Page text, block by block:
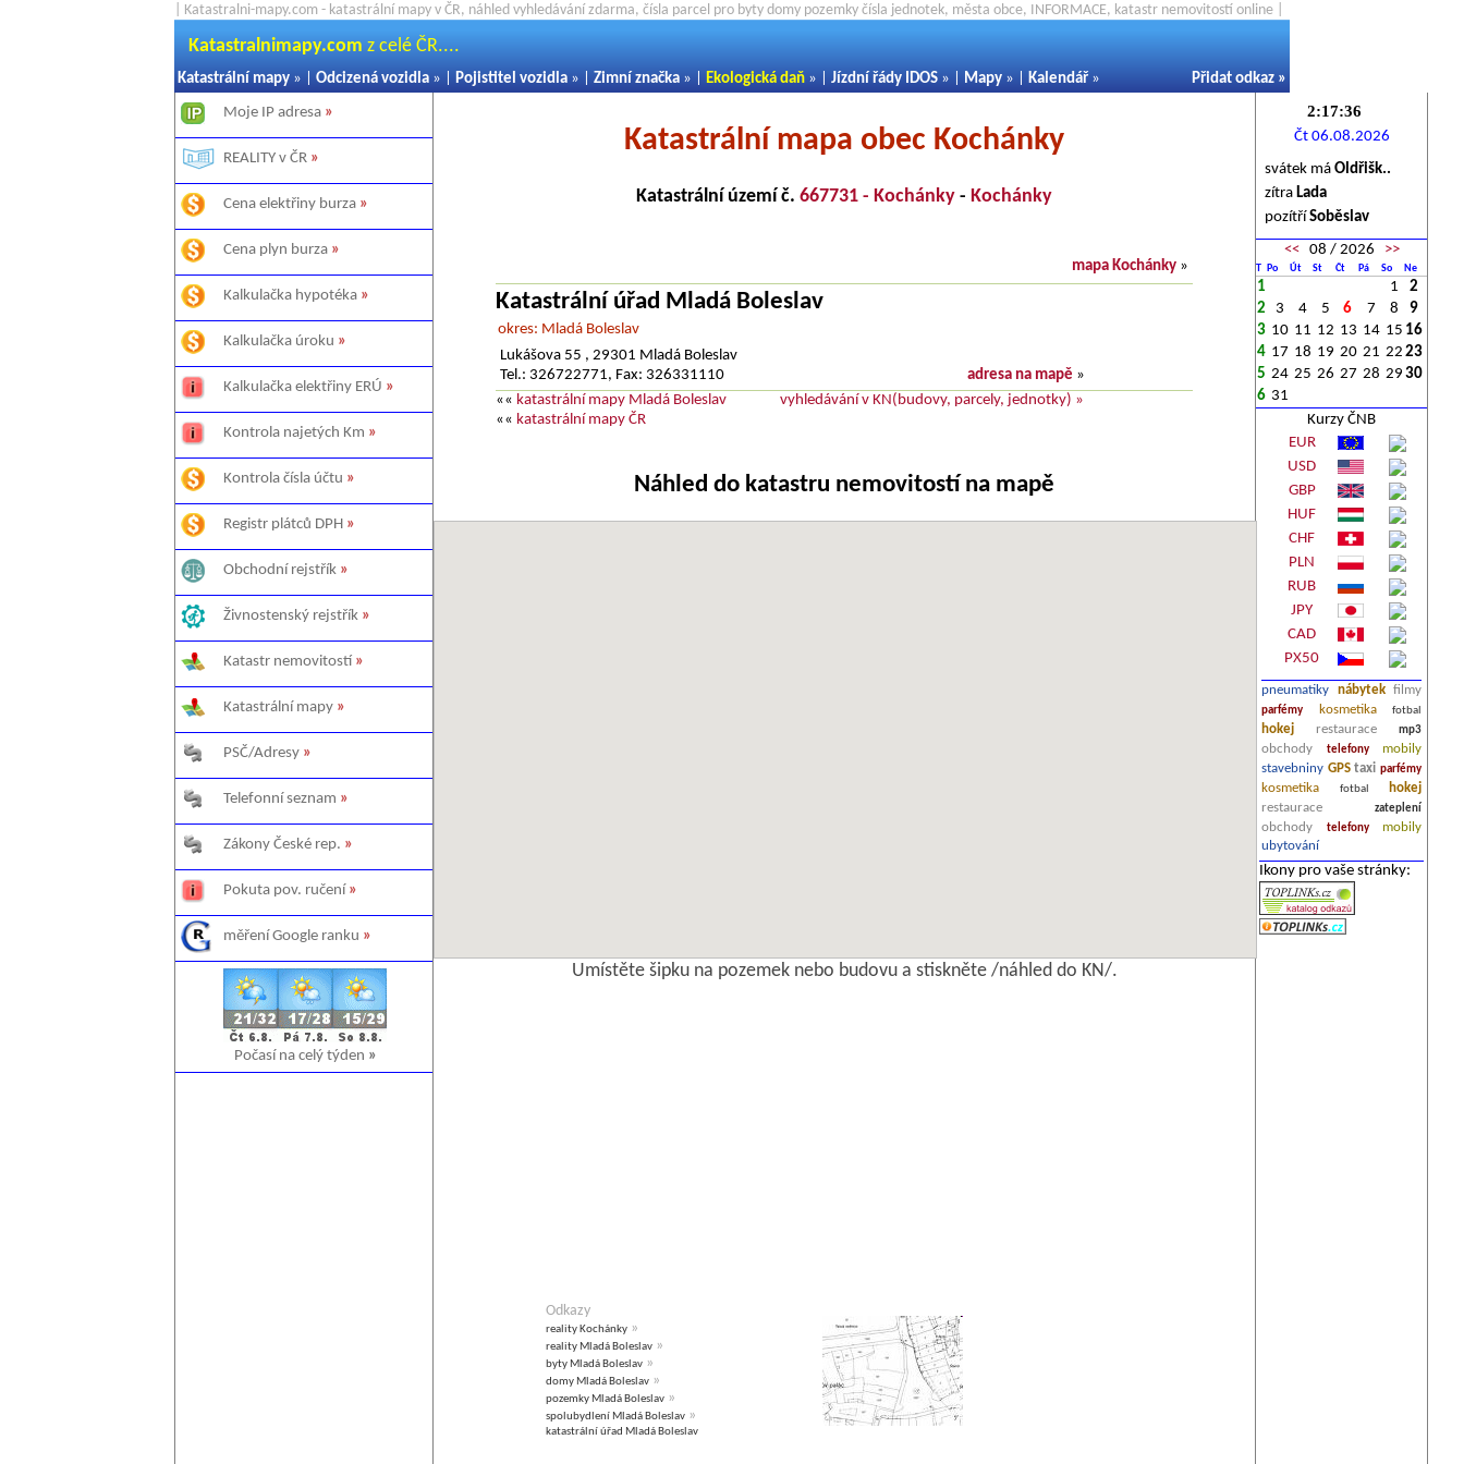
| Katastralni-mapy.com - katastrální mapy v ČR, náhled vyhledávání zdarma, čísla parcel pro byty domy pozemky čísla jednotek, města obce, INFORMACE, katastr nemovitostí online |
Katastralnimapy.com z celé ČR....
Katastrální mapy » | Odcizená vozidla » | Pojistitel vozidla » | Zimní značka » | Ekologická daň » | Jízdní řády IDOS » | Mapy » | Kalendář » Přidat odkaz »
Moje IP adresa »
REALITY v ČR »
Cena elektřiny burza »
Cena plyn burza »
Kalkulačka hypotéka »
Kalkulačka úroku »
Kalkulačka elektřiny ERÚ »
Kontrola najetých Km »
Kontrola čísla účtu »
Registr plátců DPH »
Obchodní rejstřík »
Živnostenský rejstřík »
Katastr nemovitostí »
Katastrální mapy »
PSČ/Adresy »
Telefonní seznam »
Zákony České rep. »
Pokuta pov. ručení »
měření Google ranku »
Počasí na celý týden »
Katastrální mapa obec Kochánky
Katastrální území č. 667731 - Kochánky - Kochánky
mapa Kochánky »
Katastrální úřad Mladá Boleslav
okres: Mladá Boleslav
Lukášova 55 , 29301 Mladá Boleslav
Tel.: 326722771, Fax: 326331110
adresa na mapě »
«« katastrální mapy Mladá Boleslav
«« katastrální mapy ČR
vyhledávání v KN(budovy, parcely, jednotky) »
Náhled do katastru nemovitostí na mapě
Umístěte šipku na pozemek nebo budovu a stiskněte /náhled do KN/.
Odkazy
reality Kochánky »
reality Mladá Boleslav »
byty Mladá Boleslav »
domy Mladá Boleslav »
pozemky Mladá Boleslav »
spolubydlení Mladá Boleslav »
katastrální úřad Mladá Boleslav
Čt 06.08.2026
svátek má Oldřišk..
zítra Lada
pozítří Soběslav
<<08 / 2026 >>
T Po Út St Čt Pá So Ne
1 1
2
2
3 4 5 6 7 8
9
3 10 11 12 13 14 15 16
4 17 18 19 20 21 22 23
5 24 25 26 27 28 29 30
6 31
Kurzy ČNB
EUR
USD
GBP
HUF
CHF
PLN
RUB
JPY
CAD
PX50
pneumatiky nábytek filmy
parfémy kosmetika fotbal
hokej restaurace mp3
obchody telefony
mobily
stavebniny GPS taxi parfémy
kosmetika fotbal
hokej
restaurace
zateplení
obchody telefony
mobily
ubytování
Ikony pro vaše stránky: